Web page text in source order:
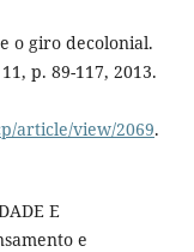
o giro decolonial.
p. 89-117, 2013.
article/view/2069.
E
e